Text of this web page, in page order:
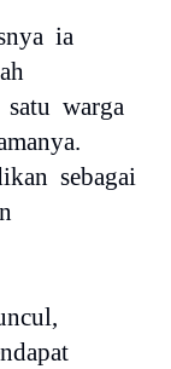
ia
warga
sebagai